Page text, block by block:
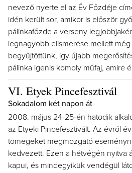
nevező nyerte el az Év Főzdéje
idén került sor, amikor is először
pálinkafőzde a verseny
legnagyobb elismerése mellett még
begyűjtöttünk, így újabb
pálinka igenis komoly műfaj, amire
VI. Etyek Pincefesztivál
Sokadalom két napon át
2008. május 24-25-én hatodik
az Etyeki Pincefesztivált. Az évről
tömegeket megmozgató
kedvezett. Ezen a hétvégén nyitva
kapui, és mindegyikük vendégül